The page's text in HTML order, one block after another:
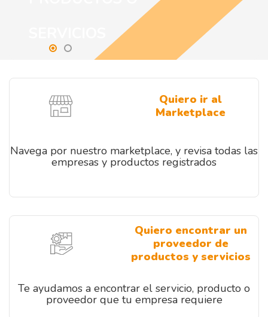
Quiero ir al
Marketplace
Navega por nuestro marketplace, y revisa todas las
empresas y productos registrados
Quiero encontrar un
proveedor de
productos y servicios
Te ayudamos a encontrar el servicio, producto o
proveedor que tu empresa requiere